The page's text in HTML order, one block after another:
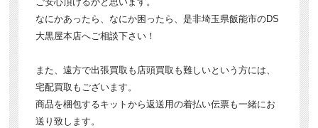
なにかあったら、なにか困ったら、是非埼玉県飯能市のDS
大黒屋本店へご相談下さい！
また、遠方で出張買取も店頭買取も難しいという方には、
宅配買取もございます。
商品を梱包するキットから返送用の着払い伝票も一緒にお
送り致します。